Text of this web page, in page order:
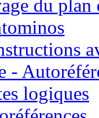
du plan
-
logiques